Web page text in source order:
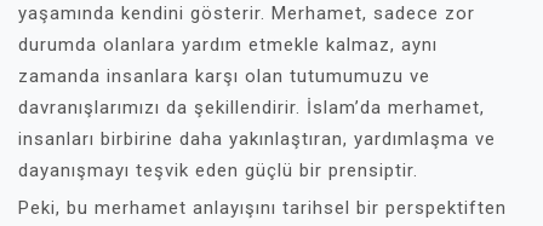
yaşamında kendini gösterir. Merhamet, sadece zor
durumda olanlara yardım etmekle kalmaz, aynı
zamanda insanlara karşı olan tutumumuzu ve
davranışlarımızı da şekillendirir. İslam’da merhamet,
insanları birbirine daha yakınlaştıran, yardımlaşma ve
dayanışmayı teşvik eden güçlü bir prensiptir.
Peki, bu merhamet anlayışını tarihsel bir perspektiften